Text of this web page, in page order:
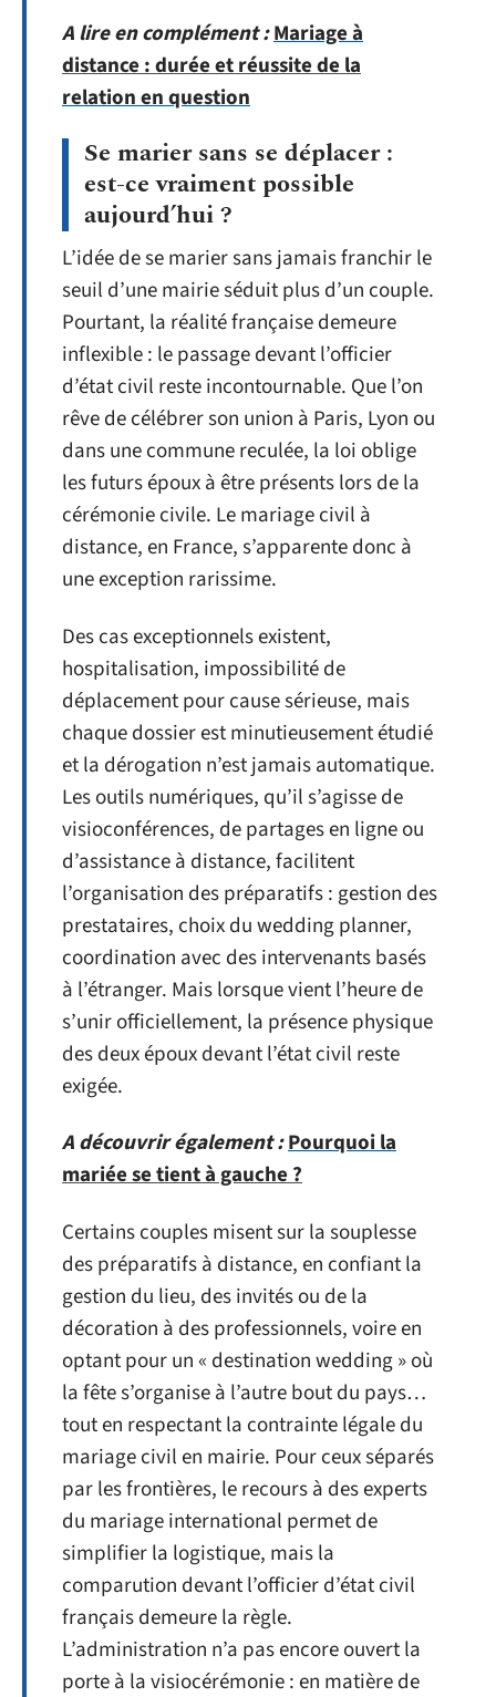
A lire en complément :Mariage à
distance : durée et réussite de la
relation en question
Se marier sans se déplacer :
est-ce vraiment possible
aujourd’hui ?
L’idée de se marier sans jamais franchir le
seuil d’une mairie séduit plus d’un couple.
Pourtant, la réalité française demeure
inflexible : le passage devant l’officier
d’état civil reste incontournable. Que l’on
rêve de célébrer son union à Paris, Lyon ou
dans une commune reculée, la loi oblige
les futurs époux à être présents lors de la
cérémonie civile. Le mariage civil à
distance, en France, s’apparente donc à
une exception rarissime.
Des cas exceptionnels existent,
hospitalisation, impossibilité de
déplacement pour cause sérieuse, mais
chaque dossier est minutieusement étudié
et la dérogation n’est jamais automatique.
Les outils numériques, qu’il s’agisse de
visioconférences, de partages en ligne ou
d’assistance à distance, facilitent
l’organisation des préparatifs : gestion des
prestataires, choix du wedding planner,
coordination avec des intervenants basés
à l’étranger. Mais lorsque vient l’heure de
s’unir officiellement, la présence physique
des deux époux devant l’état civil reste
exigée.
A découvrir également :Pourquoi la
mariée se tient à gauche ?
Certains couples misent sur la souplesse
des préparatifs à distance, en confiant la
gestion du lieu, des invités ou de la
décoration à des professionnels, voire en
optant pour un « destination wedding » où
la fête s’organise à l’autre bout du pays…
tout en respectant la contrainte légale du
mariage civil en mairie. Pour ceux séparés
par les frontières, le recours à des experts
du mariage international permet de
simplifier la logistique, mais la
comparution devant l’officier d’état civil
français demeure la règle.
L’administration n’a pas encore ouvert la
porte à la visiocérémonie : en matière de